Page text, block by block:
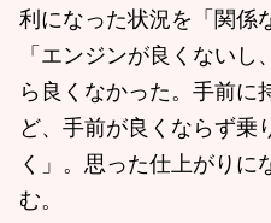
利になった状況を「関係
「エンジンが良くない
ら良くなかった。手前に
ど、手前が良くならず乗
く」。思った仕上がりに
む。